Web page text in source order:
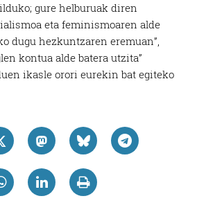
gure helburuak diren
eta feminismoaren alde
dugu hezkuntzaren eremuan”,
kontua alde batera utzita”
ikasle orori eurekin bat egiteko